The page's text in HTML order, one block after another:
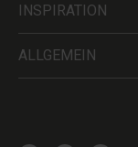
INSPIRATION
ALLGEMEIN